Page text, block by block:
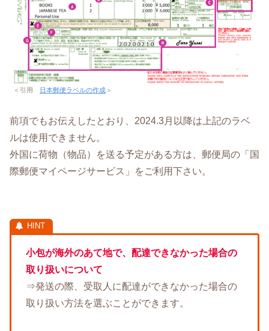
＜引用 日本郵便ラベルの作成 ＞
前項でもお伝えしたとおり、2024.3月以降は上記のラベ
ルは使用できません。
外国に荷物（物品）を送る予定がある方は、郵便局の「国
際郵便マイページサービス」をご利用下さい。
小包が海外のあて地で、配達できなかった場合の
取り扱いについて
⇒発送の際、受取人に配達ができなかった場合の
取り扱い方法を選ぶことができます。